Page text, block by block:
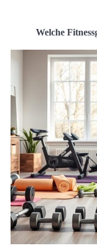
Welche